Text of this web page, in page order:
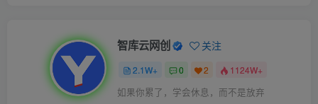
智库云网创 关注
2.1W+ 0 2 1124W+
如果你累了，学会休息，而不是放弃